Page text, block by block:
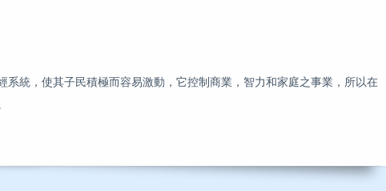
統，使其子民積極而容易激動，它控制商業，智力和家庭之事業，所以在